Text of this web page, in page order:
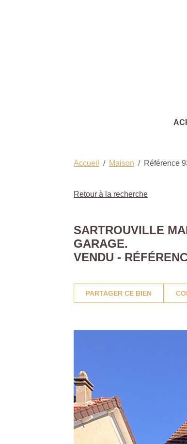
Accueil Maison Référence
Retour à la recherche
SARTROUVILLE
GARAGE.
VENDU -
PARTAGER CE BIEN